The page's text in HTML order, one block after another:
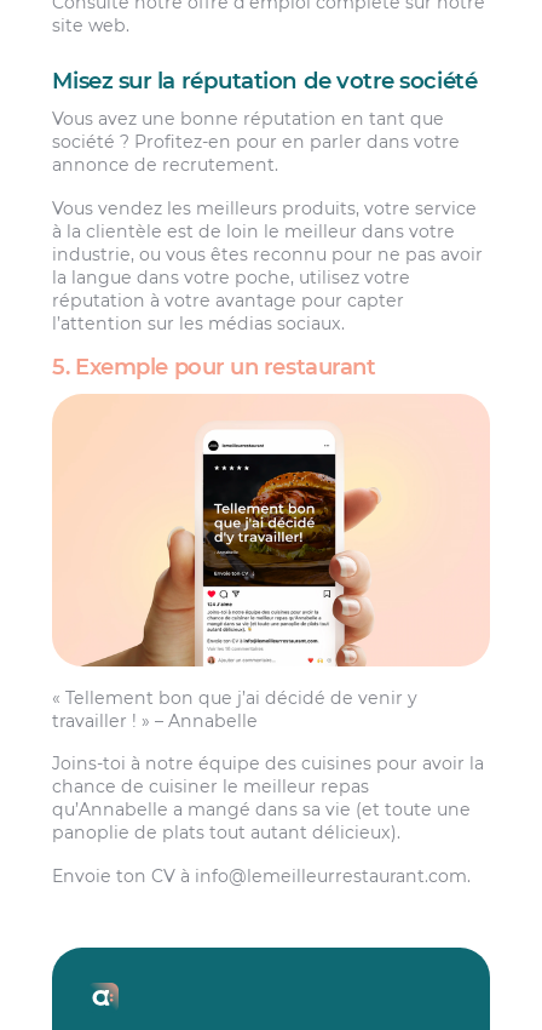
site web.
Misez sur la réputation de votre société
Vous avez une bonne réputation en tant que
société ? Profitez-en pour en parler dans votre
annonce de recrutement.
Vous vendez les meilleurs produits, votre service
à la clientèle est de loin le meilleur dans votre
industrie, ou vous êtes reconnu pour ne pas avoir
la langue dans votre poche, utilisez votre
réputation à votre avantage pour capter
l’attention sur les médias sociaux.
5. Exemple pour un restaurant
« Tellement bon que j’ai décidé de venir y
travailler ! » – Annabelle
Joins-toi à notre équipe des cuisines pour avoir la
chance de cuisiner le meilleur repas
qu’Annabelle a mangé dans sa vie (et toute une
panoplie de plats tout autant délicieux).
Envoie ton CV à info@lemeilleurrestaurant.com.